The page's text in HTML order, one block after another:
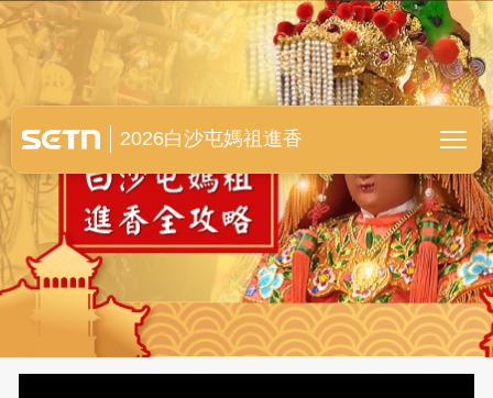
白沙屯媽祖進香全紀錄
2026白沙屯媽祖進香